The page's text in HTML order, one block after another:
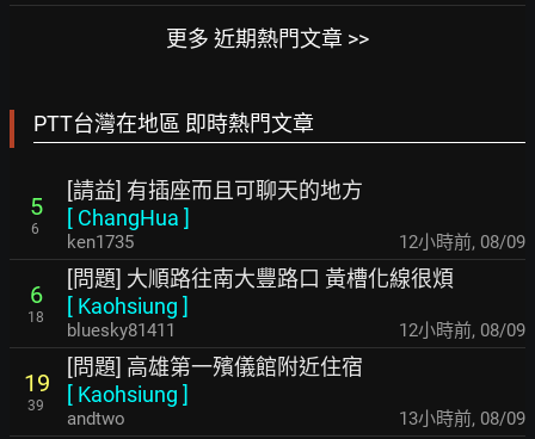
更多 近期熱門文章 >>
PTT台灣在地區 即時熱門文章
5
6
[請益] 有插座而且可聊天的地方
[ ChangHua ]
ken1735 12小時前, 08/09
6
18
[問題] 大順路往南大豐路口 黃槽化線很煩
[ Kaohsiung ]
bluesky81411 12小時前, 08/09
19
39
[問題] 高雄第一殯儀館附近住宿
[ Kaohsiung ]
andtwo 13小時前, 08/09